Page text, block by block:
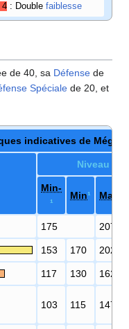
4 : Double faiblesse
de 40, sa Défense de
Spéciale de 20, et
indicatives de Méga-
Niveau
Min-
¹
Min¹ Max
175 207
153 170 202
117 130 162
103 115 147